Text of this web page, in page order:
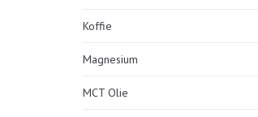
Koffie
Magnesium
MCT Olie